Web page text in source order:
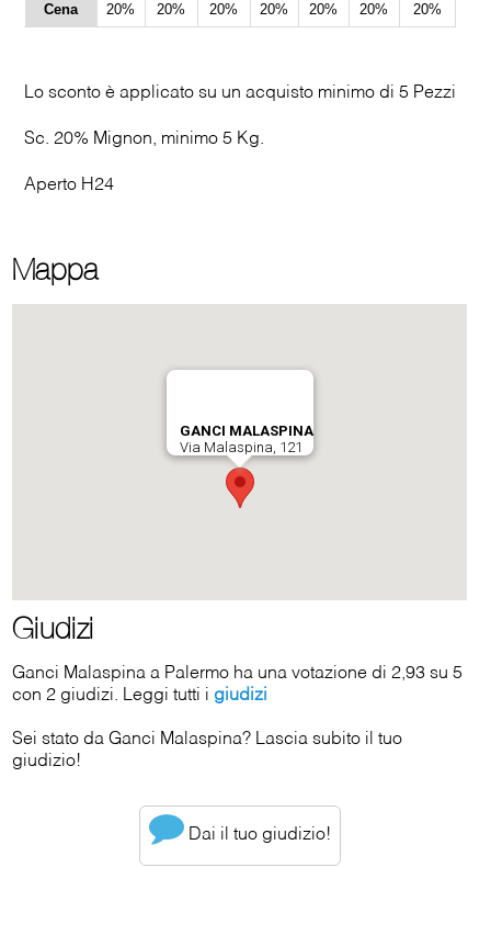
Cena 20% 20% 20% 20% 20% 20% 20%
Lo sconto è applicato su un acquisto minimo di 5 Pezzi
Sc. 20% Mignon, minimo 5 Kg.
Aperto H24
Mappa
Giudizi
Ganci Malaspina a Palermo ha una votazione di 2,93 su 5
con 2 giudizi. Leggi tutti i giudizi
Sei stato da Ganci Malaspina? Lascia subito il tuo
giudizio!
Dai il tuo giudizio!